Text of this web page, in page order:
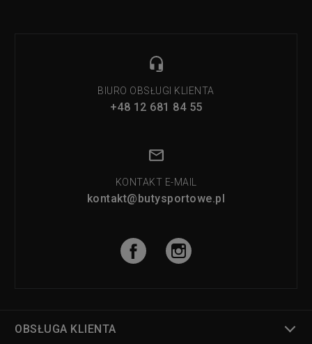
BIURO OBSŁUGI KLIENTA
+48 12 681 84 55
KONTAKT E-MAIL
kontakt@butysportowe.pl
OBSŁUGA KLIENTA